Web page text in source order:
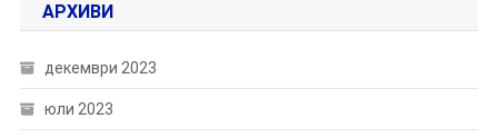
АРХИВИ
декември 2023
юли 2023